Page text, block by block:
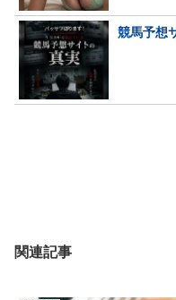
競馬予想
関連記事